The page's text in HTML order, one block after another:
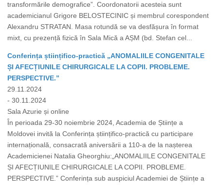
transformările demografice”. Coordonatorii acesteia sunt
academicianul Grigore BELOSTECINIC și membrul corespondent
Alexandru STRATAN. Masa rotundă se va desfășura în format
mixt, cu prezență fizică în Sala Mică a AȘM (bd. Stefan cel...
Conferința științifico-practică „ANOMALIILE CONGENITALE
ȘI AFECȚIUNILE CHIRURGICALE LA COPII. PROBLEME.
PERSPECTIVE.”
29.11.2024
- 30.11.2024
Sala Azurie și online
În perioada 29-30 noiembrie 2024, Academia de Științe a
Moldovei invită la Conferința științifico-practică cu participare
internațională, consacrată aniversării a 110-a de la nașterea
Academicienei Natalia Gheorghiu:„ANOMALIILE CONGENITALE
ȘI AFECȚIUNILE CHIRURGICALE LA COPII. PROBLEME.
PERSPECTIVE.” Conferința sub auspiciul Academiei de Științe a